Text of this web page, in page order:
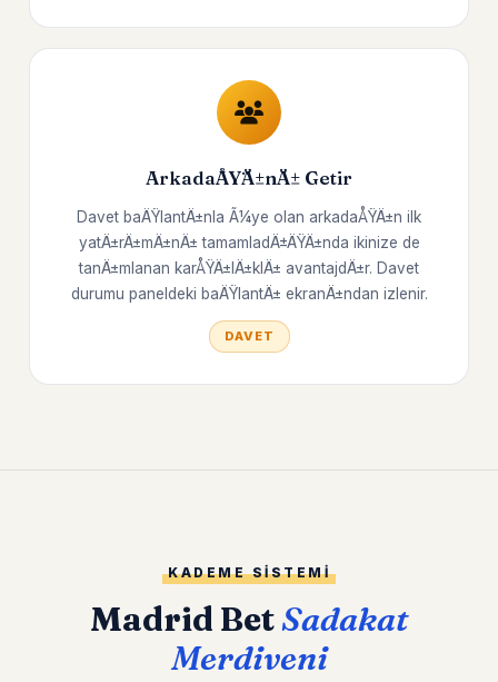
ArkadaÅŸÄ±nÄ± Getir
Davet baÄŸlantÄ±nla Ã¼ye olan arkadaÅŸÄ±n ilk
yatÄ±rÄ±mÄ±nÄ± tamamladÄ±ÄŸÄ±nda ikinize de
tanÄ±mlanan karÅŸÄ±lÄ±klÄ± avantajdÄ±r. Davet
durumu paneldeki baÄŸlantÄ± ekranÄ±ndan izlenir.
DAVET
KADEME SISTEMI
Madrid BetSadakat
Merdiveni